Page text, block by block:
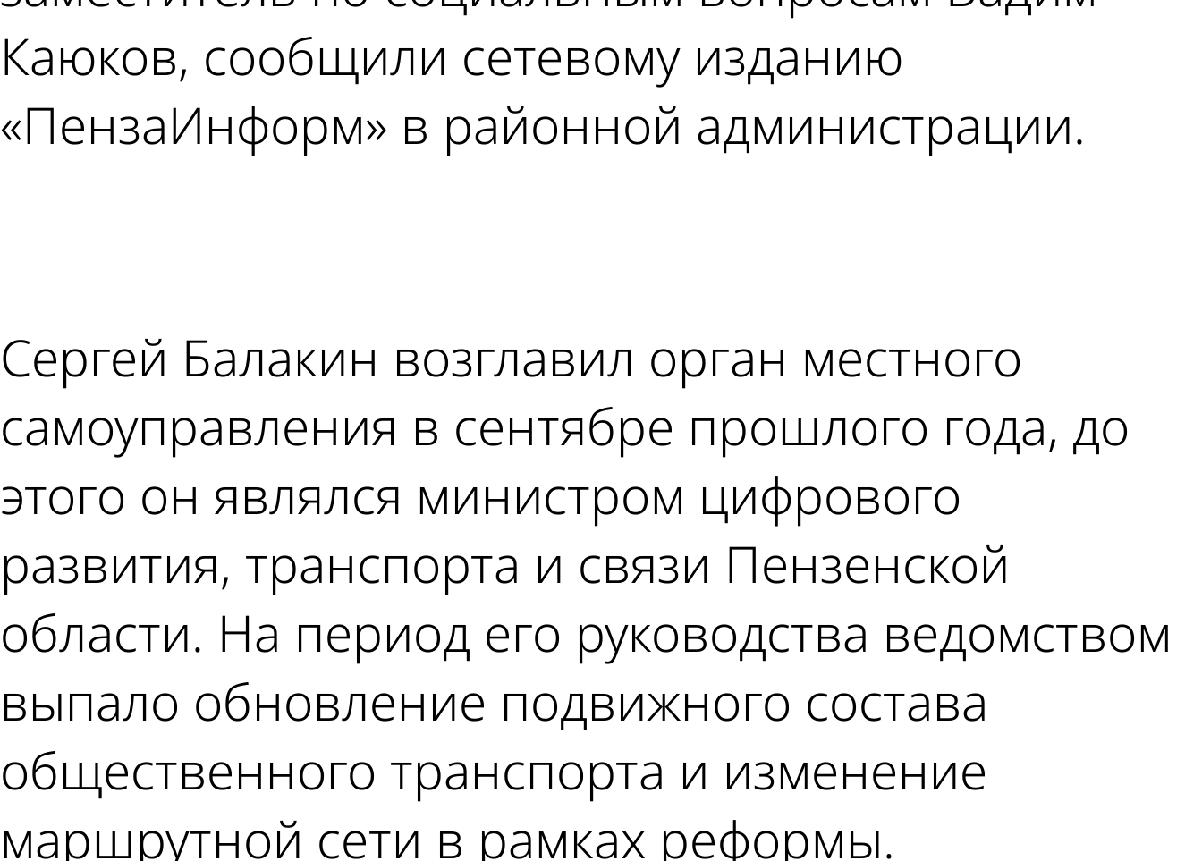
Каюков, сообщили сетевому изданию
«ПензаИнформ» в районной администрации.
Сергей Балакин возглавил орган местного
самоуправления в сентябре прошлого года, до
этого он являлся министром цифрового
развития, транспорта и связи Пензенской
области. На период его руководства ведомством
выпало обновление подвижного состава
общественного транспорта и изменение
маршрутной сети в рамках реформы.